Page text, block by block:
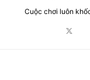
Cuộc chơi luôn